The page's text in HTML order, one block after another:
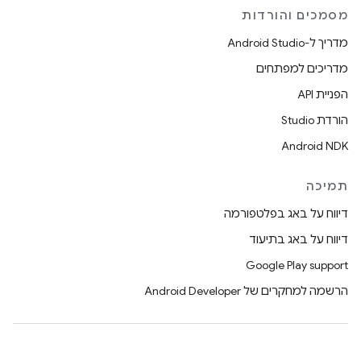
מסמכים והורדות
מדריך ל-Android Studio
מדריכים למפתחים
הפניית API
הורדת Studio
Android NDK
תמיכה
דיווח על באג בפלטפורמה
דיווח על באג בתיעוד
Google Play support
הרשמה למחקרים של Android Developer